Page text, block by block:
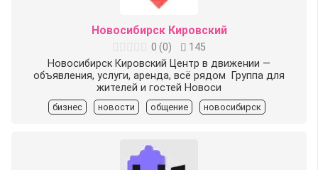
Новосибирск Кировский
0 (0)
145
Новосибирск Кировский Центр в движении —
объявления, услуги, аренда, всё рядом ️ Группа для
жителей и гостей Новоси
бизнес новости общение новосибирск